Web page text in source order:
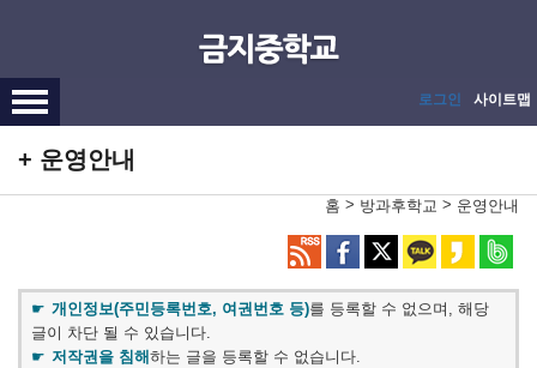
로그인 사이트맵
운영안내
홈 > 방과후학교 > 운영안내
개인정보(주민등록번호, 여권번호 등)를 등록할 수 없으며, 해당
글이 차단 될 수 있습니다.
저작권을 침해하는 글을 등록할 수 없습니다.